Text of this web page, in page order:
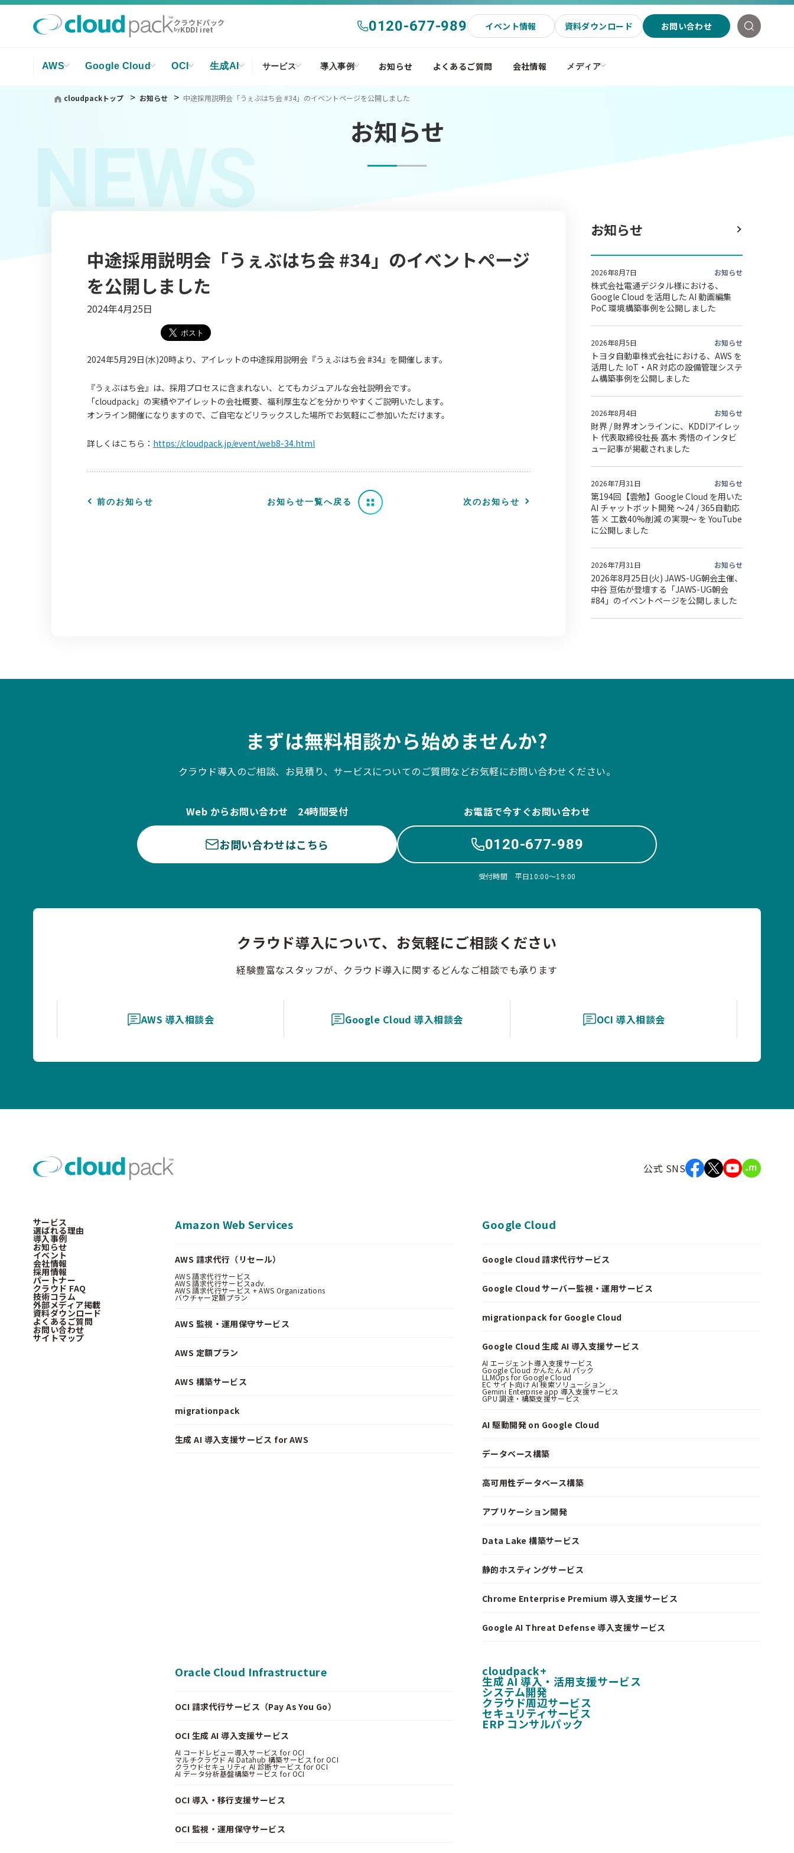
クラウドパック
byKDDI iret 0120-677-989 イベント情報 資料ダウンロード お問い合わせ
AWS Google Cloud OCI 生成AI サービス 導入事例 お知らせ よくあるご質問 会社情報 メディア
cloudpackトップ お知らせ 中途採用説明会「うぇぶはち会 #34」のイベントページを公開しました
お知らせ
NEWS
中途採用説明会「うぇぶはち会 #34」のイベントページ
を公開しました
2024年4月25日
2024年5月29日(水)20時より、アイレットの中途採用説明会『うぇぶはち会 #34』を開催します。
『うぇぶはち会』は、採用プロセスに含まれない、とてもカジュアルな会社説明会です。
「cloudpack」の実績やアイレットの会社概要、福利厚生などを分かりやすくご説明いたします。
オンライン開催になりますので、ご自宅などリラックスした場所でお気軽にご参加いただけます。
詳しくはこちら： https://cloudpack.jp/event/web8-34.html
前のお知らせ お知らせ一覧へ戻る 次のお知らせ
お知らせ
2026年8月7日 お知らせ
株式会社電通デジタル様における、
Google Cloud を活用した AI 動画編集
PoC 環境構築事例を公開しました
2026年8月5日 お知らせ
トヨタ自動車株式会社における、AWS を
活用した IoT・AR 対応の設備管理システ
ム構築事例を公開しました
2026年8月4日 お知らせ
財界 / 財界オンラインに、KDDIアイレッ
ト 代表取締役社長 髙木 秀悟のインタビ
ュー記事が掲載されました
2026年7月31日 お知らせ
第194回【雲勉】Google Cloud を用いた
AI チャットボット開発 〜24 / 365自動応
答 × 工数40%削減 の実現〜 を YouTube
に公開しました
2026年7月31日 お知らせ
2026年8月25日(火) JAWS-UG朝会主催、
中谷 亘佑が登壇する「JAWS-UG朝会
#84」のイベントページを公開しました
まずは無料相談から始めませんか?
クラウド導入のご相談、お見積り、サービスについてのご質問などお気軽にお問い合わせください。
Web からお問い合わせ 24時間受付
お問い合わせはこちら
お電話で今すぐお問い合わせ
0120-677-989
受付時間 平日10:00〜19:00
クラウド導入について、お気軽にご相談ください
経験豊富なスタッフが、クラウド導入に関するどんなご相談でも承ります
AWS 導入相談会 Google Cloud 導入相談会 OCI 導入相談会
公式 SNS
サービス
選ばれる理由
導入事例
お知らせ
イベント
会社情報
採用情報
パートナー
クラウド FAQ
技術コラム
外部メディア掲載
資料ダウンロード
よくあるご質問
お問い合わせ
サイトマップ
Amazon Web Services
AWS 請求代行（リセール）
AWS 請求代行サービス
AWS 請求代行サービスadv.
AWS 請求代行サービス + AWS Organizations
バウチャー定額プラン
AWS 監視・運用保守サービス
AWS 定額プラン
AWS 構築サービス
migrationpack
生成 AI 導入支援サービス for AWS
Google Cloud
Google Cloud 請求代行サービス
Google Cloud サーバー監視・運用サービス
migrationpack for Google Cloud
Google Cloud 生成 AI 導入支援サービス
AI エージェント導入支援サービス
Google Cloud かんたん AI パック
LLMOps for Google Cloud
EC サイト向け AI 検索ソリューション
Gemini Enterprise app 導入支援サービス
GPU 調達・構築支援サービス
AI 駆動開発 on Google Cloud
データベース構築
高可用性データベース構築
アプリケーション開発
Data Lake 構築サービス
静的ホスティングサービス
Chrome Enterprise Premium 導入支援サービス
Google AI Threat Defense 導入支援サービス
Oracle Cloud Infrastructure
OCI 請求代行サービス（Pay As You Go）
OCI 生成 AI 導入支援サービス
AI コードレビュー導入サービス for OCI
マルチクラウド AI Datahub 構築サービス for OCI
クラウドセキュリティ AI 診断サービス for OCI
AI データ分析基盤構築サービス for OCI
OCI 導入・移行支援サービス
OCI 監視・運用保守サービス
cloudpack+
生成 AI 導入・活用支援サービス
システム開発
クラウド周辺サービス
セキュリティサービス
ERP コンサルパック